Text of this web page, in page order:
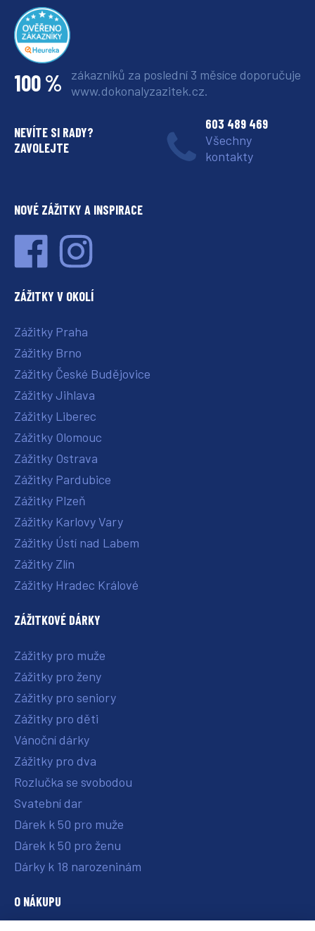
100 % zákazníků za poslední 3 měsíce doporučuje
www.dokonalyzazitek.cz.
NEVÍTE SI RADY?
ZAVOLEJTE
603 489 469
Všechny
kontakty
NOVÉ ZÁŽITKY A INSPIRACE
ZÁŽITKY V OKOLÍ
Zážitky Praha
Zážitky Brno
Zážitky České Budějovice
Zážitky Jihlava
Zážitky Liberec
Zážitky Olomouc
Zážitky Ostrava
Zážitky Pardubice
Zážitky Plzeň
Zážitky Karlovy Vary
Zážitky Ústí nad Labem
Zážitky Zlín
Zážitky Hradec Králové
ZÁŽITKOVÉ DÁRKY
Zážitky pro muže
Zážitky pro ženy
Zážitky pro seniory
Zážitky pro děti
Vánoční dárky
Zážitky pro dva
Rozlučka se svobodou
Svatební dar
Dárek k 50 pro muže
Dárek k 50 pro ženu
Dárky k 18 narozeninám
O NÁKUPU